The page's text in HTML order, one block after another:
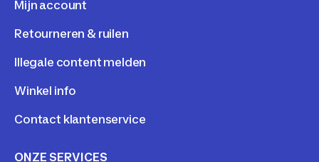
Mijn account
Retourneren & ruilen
Illegale content melden
Winkel info
Contact klantenservice
ONZE SERVICES